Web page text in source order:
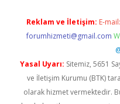
Reklam ve İletişim: E-mail:
forumhizmeti@gmail.com
Yasal Uyarı: Sitemiz, 5651
ve İletişim Kurumu (BTK)
olarak hizmet vermektedir.